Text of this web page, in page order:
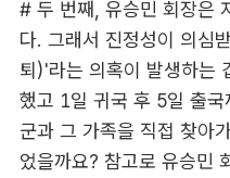
# 두 번째, 유승민 회장은
다. 그래서 진정성이 의심
퇴)'라는 의혹이 발생하는
했고 1일 귀국 후 5일 출
군과 그 가족을 직접 찾아
었을까요? 참고로 유승민